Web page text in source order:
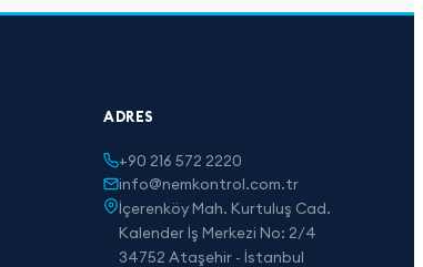
ADRES
+90 216 572 2220
info@nemkontrol.com.tr
İçerenköy Mah. Kurtuluş Cad.
Kalender İş Merkezi No: 2/4
34752 Ataşehir - İstanbul